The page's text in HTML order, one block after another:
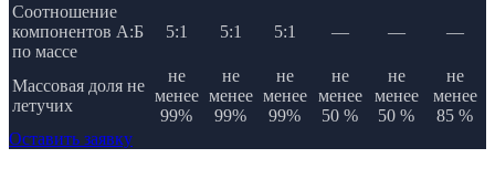
Соотношение
компонентов А:Б
по массе
5:1 5:1 5:1 — — —
Массовая доля не
летучих
не
менее
99%
не
менее
99%
не
менее
99%
не
менее
50 %
не
менее
50 %
не
менее
85 %
Оставить заявку